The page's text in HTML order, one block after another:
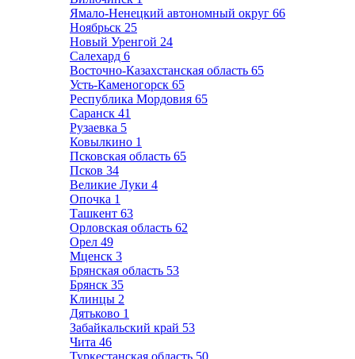
Ямало-Ненецкий автономный округ 66
Ноябрьск 25
Новый Уренгой 24
Салехард 6
Восточно-Казахстанская область 65
Усть-Каменогорск 65
Республика Мордовия 65
Саранск 41
Рузаевка 5
Ковылкино 1
Псковская область 65
Псков 34
Великие Луки 4
Опочка 1
Ташкент 63
Орловская область 62
Орел 49
Мценск 3
Брянская область 53
Брянск 35
Клинцы 2
Дятьково 1
Забайкальский край 53
Чита 46
Туркестанская область 50